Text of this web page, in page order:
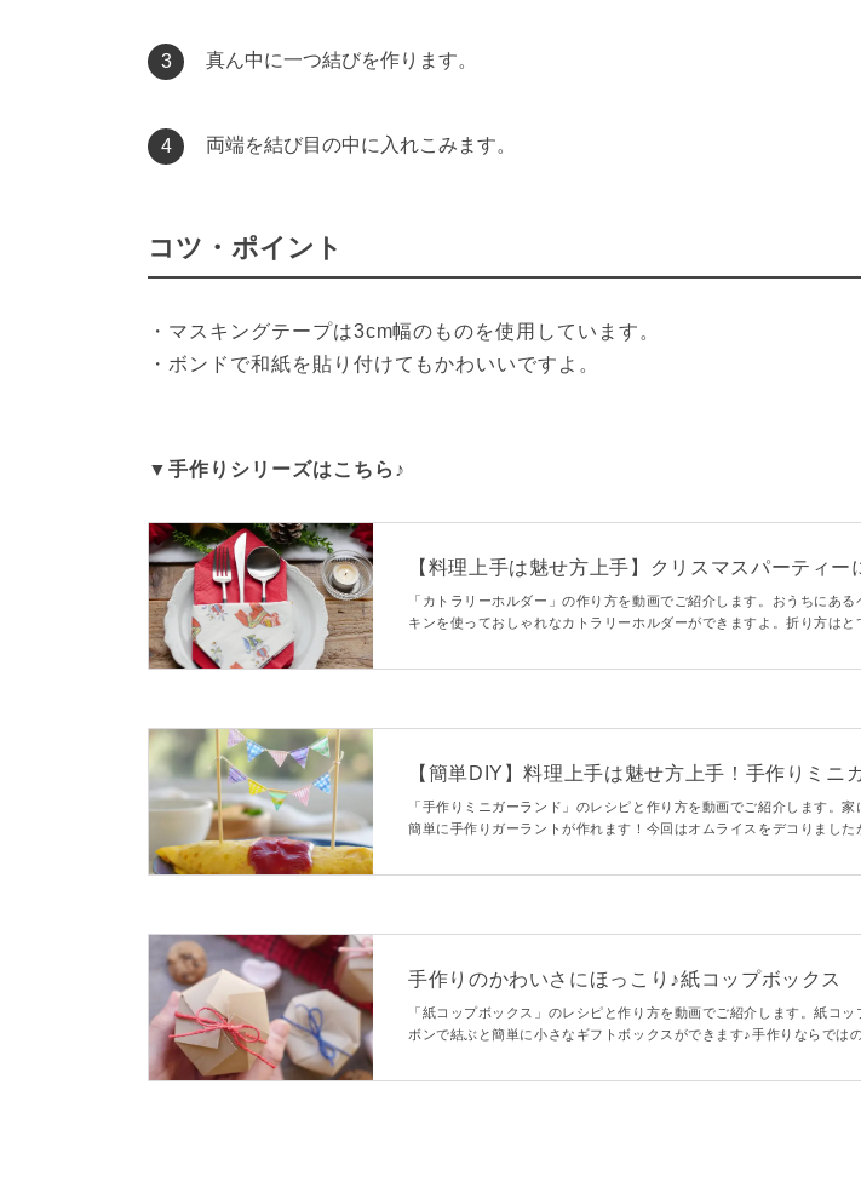
3 真ん中に一つ結びを作ります。
4 両端を結び目の中に入れこみます。
コツ・ポイント
・マスキングテープは3cm幅のものを使用しています。
▼手作りシリーズはこちら♪
【料理上手は魅せ方上手】クリスマスパーティー
りカトラリーホルダー
「カトラリーホルダー」の作り方を動画でご紹介します。おうちにある
キンを使っておしゃれなカトラリーホルダーができますよ。折り方はと
【簡単DIY】料理上手は魅せ方上手！手作りミニ
ド
「手作りミニガーランド」のレシピと作り方を動画でご紹介します。家
簡単に手作りガーラントが作れます！今回はオムライスをデコりました
のはいかが？
手作りのかわいさにほっこり♪紙コップボックス
「紙コップボックス」のレシピと作り方を動画でご紹介します。紙コッ
ボンで結ぶと簡単に小さなギフトボックスができます♪手作りならでは
に使ってね！